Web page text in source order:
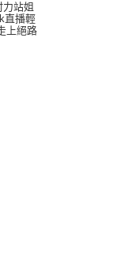
站姐
直播輕
上絕路